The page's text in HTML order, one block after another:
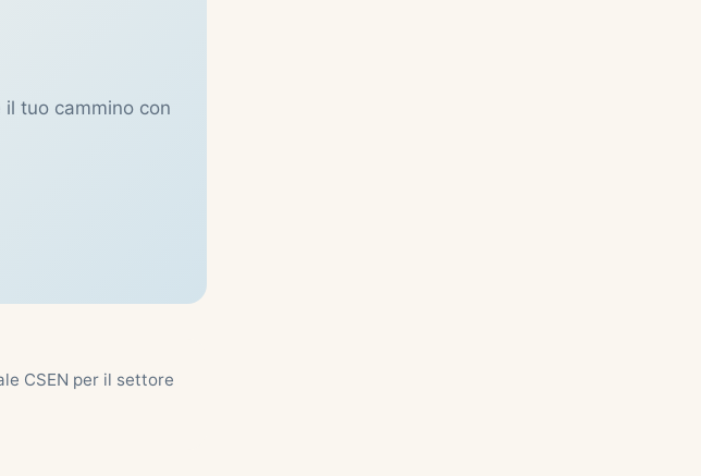
tuo cammino con
CSEN per il settore